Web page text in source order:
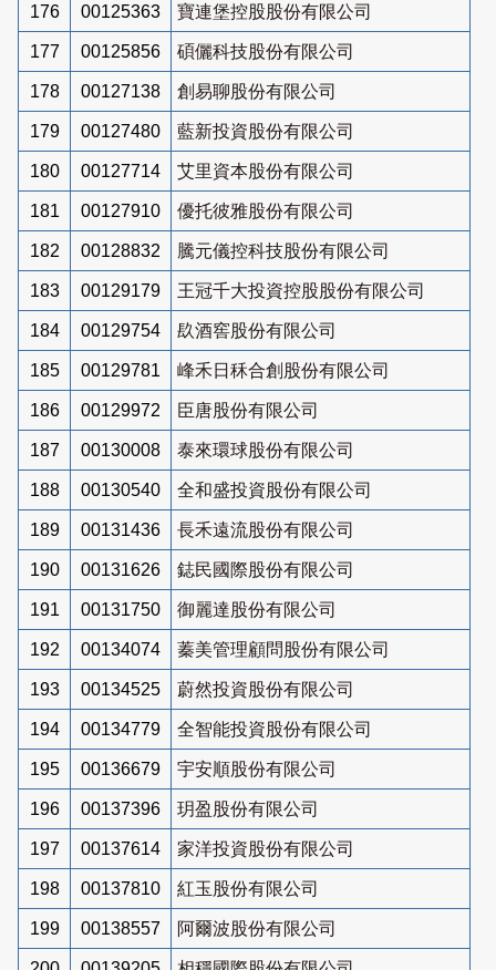
176 00125363 寶連堡控股股份有限公司
177 00125856 碩儷科技股份有限公司
178 00127138 創易聊股份有限公司
179 00127480 藍新投資股份有限公司
180 00127714 艾里資本股份有限公司
181 00127910 優托彼雅股份有限公司
182 00128832 騰元儀控科技股份有限公司
183 00129179 王冠千大投資控股股份有限公司
184 00129754 镹酒窖股份有限公司
185 00129781 峰禾日秝合創股份有限公司
186 00129972 臣唐股份有限公司
187 00130008 泰來環球股份有限公司
188 00130540 全和盛投資股份有限公司
189 00131436 長禾遠流股份有限公司
190 00131626 鋕民國際股份有限公司
191 00131750 御麗達股份有限公司
192 00134074 蓁美管理顧問股份有限公司
193 00134525 蔚然投資股份有限公司
194 00134779 全智能投資股份有限公司
195 00136679 宇安順股份有限公司
196 00137396 玥盈股份有限公司
197 00137614 家洋投資股份有限公司
198 00137810 紅玉股份有限公司
199 00138557 阿爾波股份有限公司